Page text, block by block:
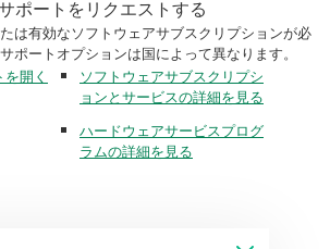
ポートをリクエストする
は有効なソフトウェアサブスクリプションが必
ポートオプションは国によって異なります。
開く
ソフトウェアサブスクリプシ
ョンとサービスの詳細を見る
ハードウェアサービスプログ
ラムの詳細を見る